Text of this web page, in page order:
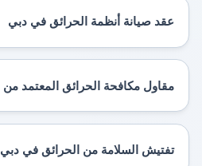
عقد صيانة أنظمة الحرائق في دبي
مقاول مكافحة الحرائق المعتمد من DCD في دبي
تفتيش السلامة من الحرائق في دبي